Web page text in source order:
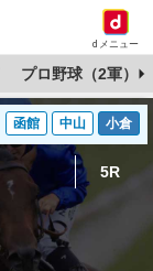
dメニュー
プロ野球（2軍）
函館 中山 小倉
5R